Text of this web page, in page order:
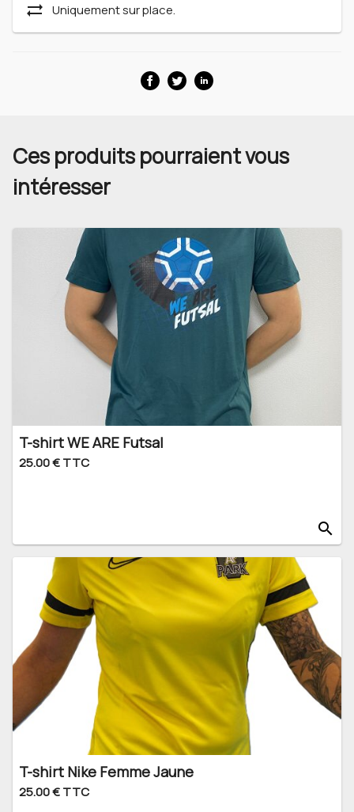
sync_alt Uniquement sur place.
Ces produits pourraient vous
intéresser
T-shirt WE ARE Futsal
25.00 € TTC
search
T-shirt Nike Femme Jaune
25.00 € TTC